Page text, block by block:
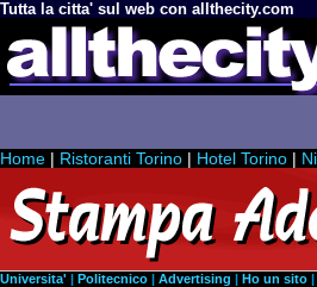
Tutta la citta' sul web con allthecity.com
Home | Ristoranti Torino | Hotel Torino |
Universita' | Politecnico | Advertising | Ho un sito |